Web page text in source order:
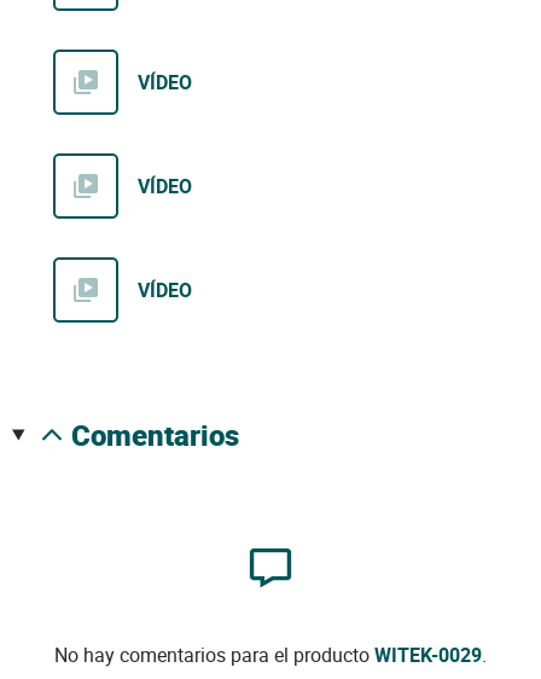
VÍDEO
VÍDEO
VÍDEO
comentarios
No hay comentarios para el productoWITEK-0029.